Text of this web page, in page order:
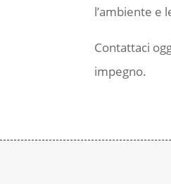
l’ambiente e
Contattaci
impegno.